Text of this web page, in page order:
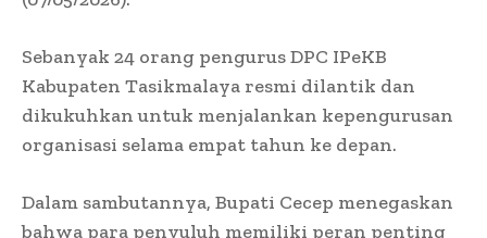
Sebanyak 24 orang pengurus DPC IPeKB
Kabupaten Tasikmalaya resmi dilantik dan
dikukuhkan untuk menjalankan kepengurusan
organisasi selama empat tahun ke depan.
Dalam sambutannya, Bupati Cecep menegaskan
bahwa para penyuluh memiliki peran penting